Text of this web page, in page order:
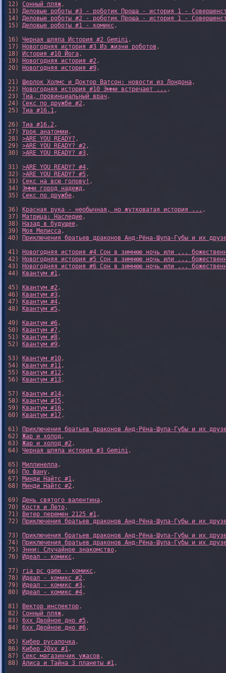
12) Сонный пляж,
13) Деловые роботы #3 - роботик Проша - история 1 -
14) Деловые роботы #2 - роботик Проша - история 1 -
15) Деловые роботы #1 - комикс,
16) Черная шляпа История #2 Gemini,
17)
Новогодняя история #3 Из жизни роботов ,
18)
История #10 Йога,
19)
Новогодняя история #2,
20)
Новогодняя история #9,
21) Шерлок Холмс и Доктор Ватсон: новости из Лондона,
22)
Новогодняя история #10 Эмми встречает ... ,
23) Тиа, провинциальный врач,
24) Секс по дружбе #2,
25) Тиа #16.1,
26) Тиа #16.2,
27) Урок анатомии,
28) >ARE YOU READY? ,
29) >ARE YOU READY? #2,
30) >ARE YOU READY? #3,
31) >ARE YOU READY? #4,
32) >ARE YOU READY? #5,
33) Секс на всю голову! ,
34) Эмми город надежд,
35) Секс по дружбе,
36)
Красная рука - необычная, но жутковатая история ... ,
37) Матрица: Наследие,
38)
Назад в будущее,
39) Моя Мелисса,
40)
Приключения братьев драконов Анд-Рёна-Шупа-Губы и их
41)
Новогодняя история #4 Сон в зимнюю ночь или ...
42)
Новогодняя история #5 Сон в зимнюю ночь или ...
43)
Новогодняя история #6 Сон в зимнюю ночь или ...
44)
Квантум #1,
45)
Квантум #2,
46)
Квантум #3,
47)
Квантум #4,
48)
Квантум #5,
49)
Квантум #6,
50)
Квантум #7,
51)
Квантум #8,
52)
Квантум #9,
53)
Квантум #10,
54)
Квантум #11,
55)
Квантум #12,
56)
Квантум #13,
57)
Квантум #14,
58)
Квантум #15,
59)
Квантум #16,
60)
Квантум #17,
61)
Приключения братьев драконов Анд-Рёна-Шупа-Губы и их
62) Жар и холод,
63) Жар и холод #2,
64) Черная шляпа история #3 Gemini,
65) Миллинелла,
66)
По фану,
67) Минди Найтс #1,
68) Минди Найтс #2,
69) День святого валентина,
70)
Костя и Лето,
71)
Ветер перемен 2125 #1,
72)
Приключения братьев драконов Анд-Рёна-Шупа-Губы и их
73)
Приключения братьев драконов Анд-Рёна-Шупа-Губы и их
74)
Приключения братьев драконов Анд-Рёна-Шупа-Губы и их
75) Энни: Случайное знакомство,
76)
Идеал - комикс,
77)
ria pc game - комикс,
78)
Идеал - комикс #2,
79)
Идеал - комикс #3,
80)
Идеал - комикс #4,
81)
Вектор инспектор,
82) Сонный пляж,
83) 6xx Двойное дно #5,
84) 6xx Двойное дно #6,
85)
Кибер русалочка,
86)
Кибер 20xx #1,
87) Секс магазинчик ужасов ,
88) Алиса и Тайна 3 планеты #1,